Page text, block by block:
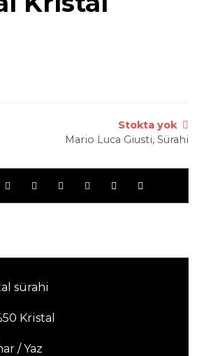
Stokta yok
Mario Luca Giusti, Sürahi
sürahi
Kristal
/ Yaz